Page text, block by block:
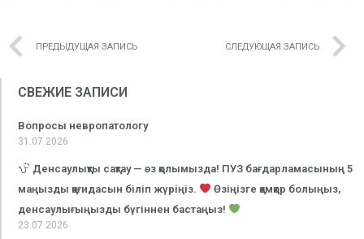
ПРЕДЫДУЩАЯ ЗАПИСЬ СЛЕДУЮЩАЯ ЗАПИСЬ
СВЕЖИЕ ЗАПИСИ
Вопросы невропатологу
31.07.2026
Денсаулықты сақтау — өз қолымызда! ПУЗ бағдарламасының 5
маңызды қағидасын біліп жүріңіз.
Өзіңізге қамқор болыңыз,
денсаулығыңызды бүгіннен бастаңыз!
23.07.2026